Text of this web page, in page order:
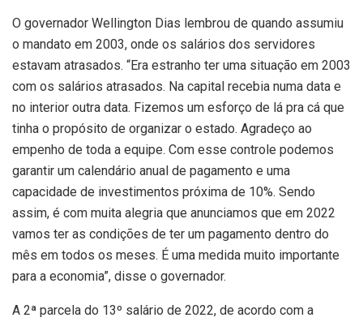
O governador Wellington Dias lembrou de quando assumiu
o mandato em 2003, onde os salários dos servidores
estavam atrasados. “Era estranho ter uma situação em 2003
com os salários atrasados. Na capital recebia numa data e
no interior outra data. Fizemos um esforço de lá pra cá que
tinha o propósito de organizar o estado. Agradeço ao
empenho de toda a equipe. Com esse controle podemos
garantir um calendário anual de pagamento e uma
capacidade de investimentos próxima de 10%. Sendo
assim, é com muita alegria que anunciamos que em 2022
vamos ter as condições de ter um pagamento dentro do
mês em todos os meses. É uma medida muito importante
para a economia”, disse o governador.
A 2ª parcela do 13º salário de 2022, de acordo com a